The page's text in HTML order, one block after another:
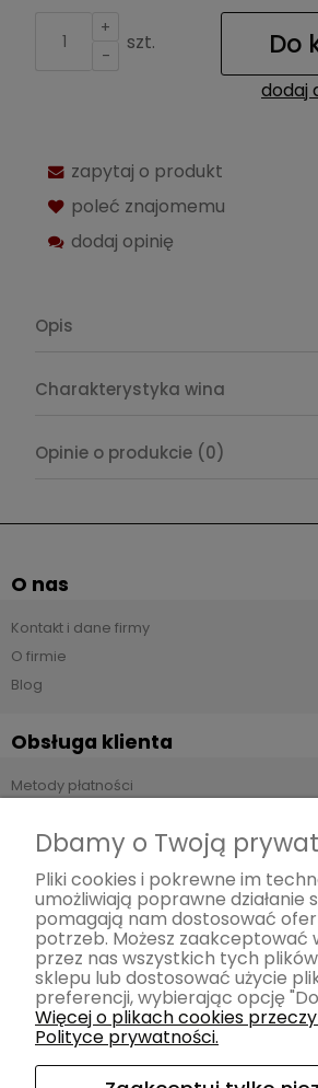
+
-
szt. Do
dodaj
zapytaj o produkt
poleć znajomemu
dodaj opinię
Opis
Charakterystyka wina
Opinie o produkcie (0)
O nas
Kontakt i dane firmy
O firmie
Blog
Obsługa klienta
Metody płatności
Czas realizacji zamówienia
Zwroty i reklamacje
Pomoc
Regulamin
Polityka prywatności
Dbamy o Twoją
Pliki cookies i pokrewne im
umożliwiają poprawne działanie
pomagają nam dostosować
potrzeb. Możesz zaakceptować
przez nas wszystkich tych
sklepu lub dostosować użycie
preferencji, wybierając opcję
Więcej o plikach cookies
Polityce prywatności.